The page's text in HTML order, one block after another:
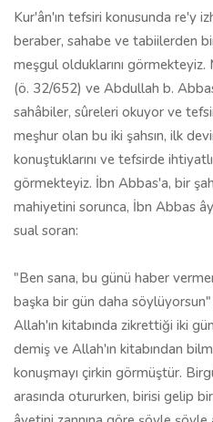
Kur'ân'ın tefsiri konusunda re'y
beraber, sahabe ve tabiilerden
meşgul olduklarını
(ö. 32/652) ve Abdullah b.
sahâbiler, sûreleri okuyor ve
meşhur olan bu iki şahsın, ilk
konuştukla­rını ve tefsirde
görmekteyiz. İbn Abbas'a, bir
mahiyetini sorunca, İbn Abbas
sual so­ran:
"Ben sana, bu günü haber
başka bir gün daha
Allah'ın kitabında zikrettiği iki
demiş ve Allah'ın kitabından
konuşmayı çirkin görmüştür.
arasında otu­rurken, birisi gelip